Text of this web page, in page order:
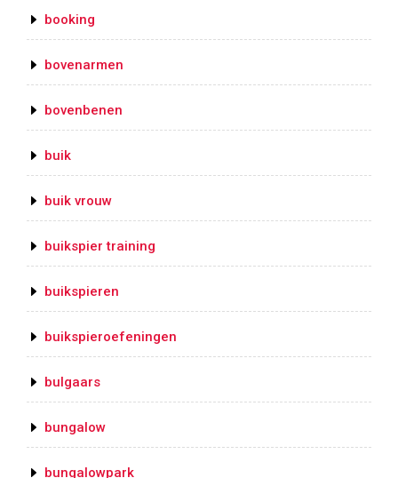
booking
bovenarmen
bovenbenen
buik
buik vrouw
buikspier training
buikspieren
buikspieroefeningen
bulgaars
bungalow
bungalowpark